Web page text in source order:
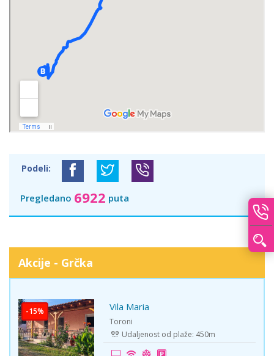
Podeli:
Pregledano 6922 puta
Akcije - Grčka
-15% Vila Maria
Toroni
Udaljenost od plaže: 450m